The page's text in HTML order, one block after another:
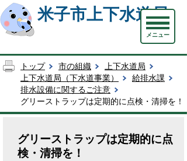
米子市上下水道局
メニュー
トップ 市の組織
上下水道局
上下水道局（下水道事業）
給排水課
排水設備に関するご注意
グリーストラップは定期的に点検・清掃を！
グリーストラップは定期的に点
検・清掃を！